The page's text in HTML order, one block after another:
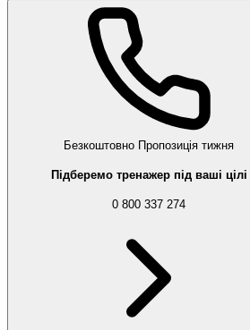
Безкоштовно Пропозиція тижня
Підберемо тренажер під ваші цілі
0 800 337 274